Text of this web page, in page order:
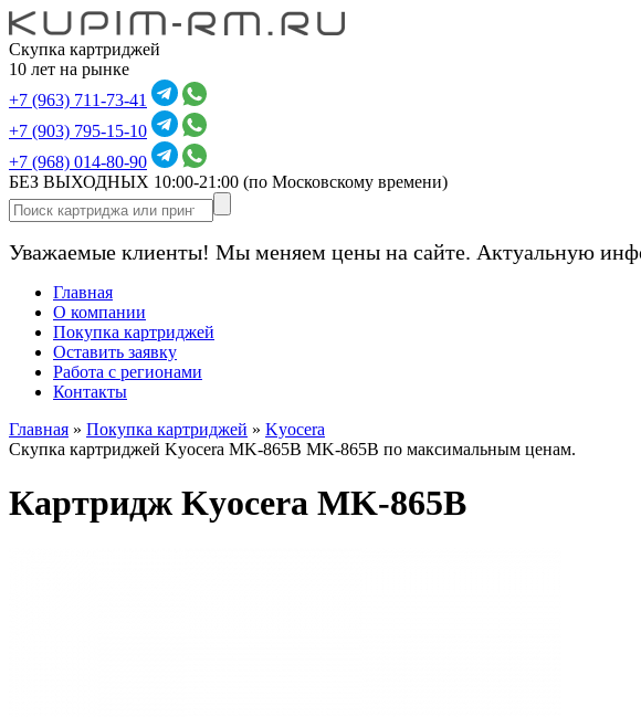
Скупка картриджей
10 лет на рынке
+7 (963) 711-73-41
+7 (903) 795-15-10
+7 (968) 014-80-90
БЕЗ ВЫХОДНЫХ 10:00-21:00 (по Московскому времени)
Уважаемые клиенты! Мы меняем цены на сайте. Актуальную
Главная
О компании
Покупка картриджей
Оставить заявку
Работа с регионами
Контакты
Главная » Покупка картриджей » Kyocera
Скупка картриджей Kyocera MK-865B MK-865B по максимальным ценам.
Картридж Kyocera MK-865B